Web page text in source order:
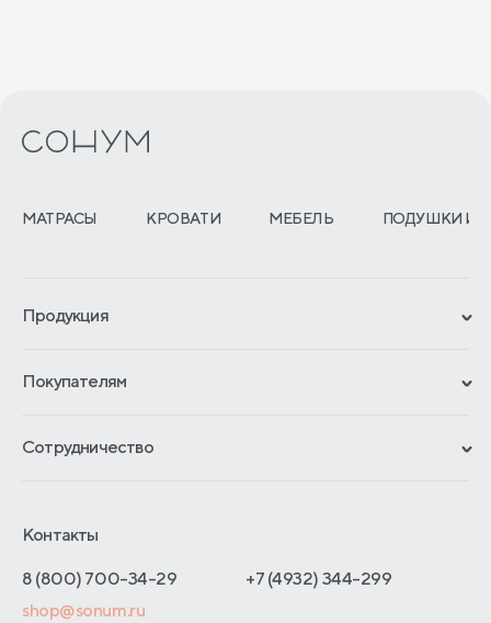
МАТРАСЫ КРОВАТИ МЕБЕЛЬ ПОДУШКИ И
Продукция
Гарантии
Отзывы покупателей
Покупателям
Обмен и возврат
Как оформить заказ
Адреса магазинов
Договор-оферты
Сотрудничество
Отельерам
Оптовые продажи
Контакты
8 (800) 700-34-29
+7 (4932) 344-299
shop@sonum.ru